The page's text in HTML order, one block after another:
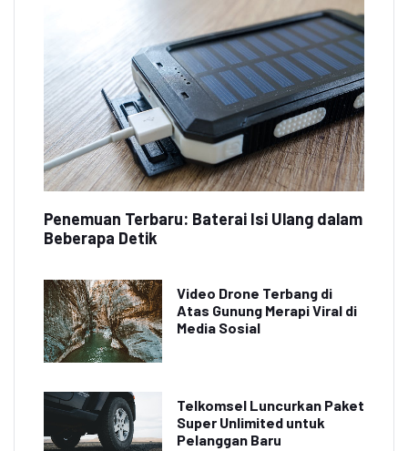
Penemuan Terbaru: Baterai Isi Ulang dalam
Beberapa Detik
Video Drone Terbang di
Atas Gunung Merapi Viral di
Media Sosial
Telkomsel Luncurkan Paket
Super Unlimited untuk
Pelanggan Baru